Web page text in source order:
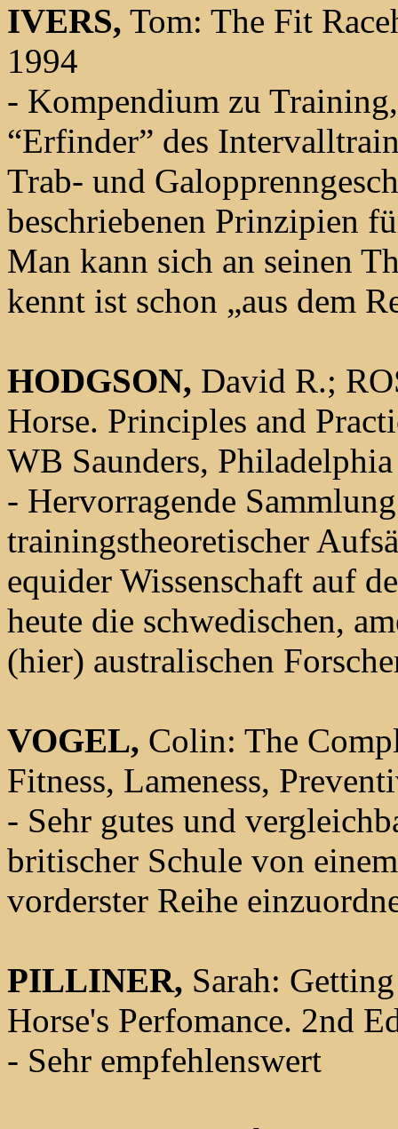
IVERS, Tom: The Fit
1994
- Kompendium zu
“Erfinder” des
Trab- und
beschriebenen Prinzipien
Man kann sich an seinen
kennt ist schon „aus dem
HODGSON, David R.;
Horse. Principles and
WB Saunders,
- Hervorragende
trainingstheoretischer
equider Wissenschaft auf
heute die schwedischen,
(hier) australischen
VOGEL, Colin: The
Fitness, Lameness,
- Sehr gutes und
britischer Schule von
vorderster Reihe
PILLINER, Sarah:
Horse's Perfomance. 2nd
- Sehr empfehlenswert